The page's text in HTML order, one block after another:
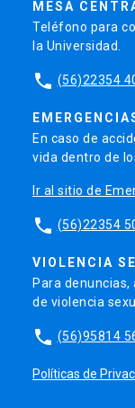
MESA
Teléfono para
la Universidad.
phone (56)22354
En caso de
vida dentro de
Ir al sitio de
phone (56)22354
VIOLENCIA
Para
de violencia
phone (56)95814
Políticas de